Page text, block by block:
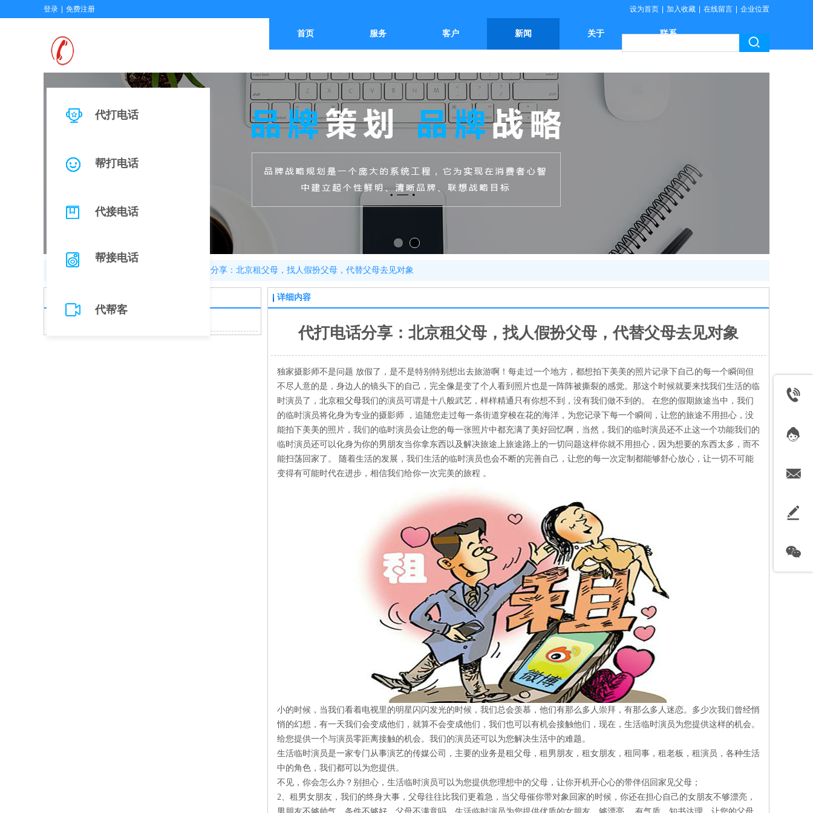
代打电话
帮打电话
代接电话
帮接电话
代帮客
首页 服务 客户 新闻 关于 联系
登录 免费注册 设为首页 加入收藏 在线留言 企业位置
>> 代打电话分享：北京租父母，找人假扮父母，代替父母去见对象
详细内容
代打电话分享：北京租父母，找人假扮父母，代替父母去见对象
独家摄影师不是问题 放假了，是不是特别特别想出去旅游啊！每走过一个地方，都想拍下美美的照片记录下自己的每一个瞬间但
不尽人意的是，身边人的镜头下的自己，完全像是变了个人看到照片也是一阵阵被撕裂的感觉。那这个时候就要来找我们生活的临
时演员了， 北京租父母我们的演员可谓是十八般武艺，样样精通只有你想不到，没有我们做不到的。 在您的假期旅途当中，我们
的临时演员将化身为专业的摄影师 ，追随您走过每一条街道穿梭在花的海洋，为您记录下每一个瞬间，让您的旅途不用担心，没
能拍下美美的照片，我们的临时演员会让您的每一张照片中都充满了美好回忆啊，当然，我们的临时演员还不止这一个功能我们的
临时演员还可以化身为你的男朋友当你拿东西以及解决旅途上旅途路上的一切问题这样你就不用担心，因为想要的东西太多，而不
能扫荡回家了。 随着生活的发展，我们生活的临时演员也会不断的完善自己，让您的每一次定制都能够舒心放心，让一切不可能
变得有可能时代在进步，相信我们给你一次完美的旅程 。
小的时候，当我们看着电视里的明星闪闪发光的时候，我们总会羡慕，他们有那么多人崇拜，有那么多人迷恋。多少次我们曾经悄
悄的幻想，有一天我们会变成他们，就算不会变成他们，我们也可以有机会接触他们，现在，生活临时演员为您提供这样的机会。
给您提供一个与演员零距离接触的机会。我们的演员还可以为您解决生活中的难题。
生活临时演员是一家专门从事演艺的传媒公司，主要的业务是租父母，租男朋友，租女朋友，租同事，租老板，租演员，各种生活
中的角色，我们都可以为您提供。
不见，你会怎么办？别担心，生活临时演员可以为您提供您理想中的父母，让你开机开心心的带伴侣回家见父母；
2、租男女朋友，我们的终身大事，父母往往比我们更着急，当父母催你带对象回家的时候，你还在担心自己的女朋友不够漂亮，